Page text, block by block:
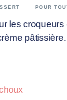
POUR
les